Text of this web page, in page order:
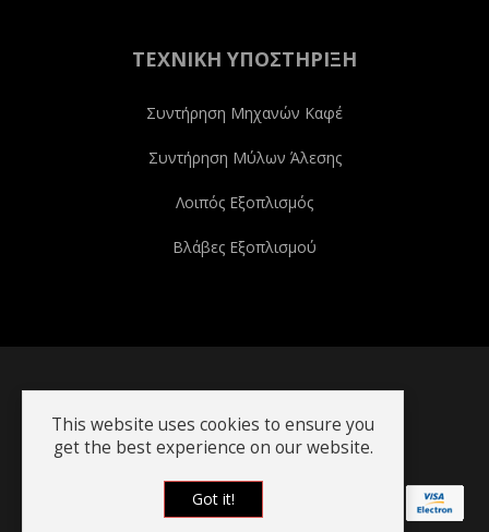
ΤΕΧΝΙΚΉ ΥΠΟΣΤΉΡΙΞΗ
Συντήρηση Μηχανών Καφέ
Συντήρηση Μύλων Άλεσης
Λοιπός Εξοπλισμός
Βλάβες Εξοπλισμού
This website uses cookies to ensure you
get the best experience on our website.
Got it!